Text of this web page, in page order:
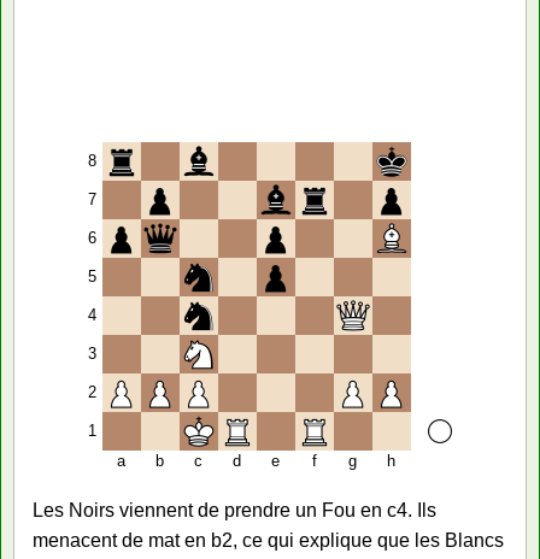
8
7
6
5
4
3
2
1
a
b c d e f g h
Les Noirs viennent de prendre un Fou en c4. Ils
menacent de mat en b2, ce qui explique que les Blancs